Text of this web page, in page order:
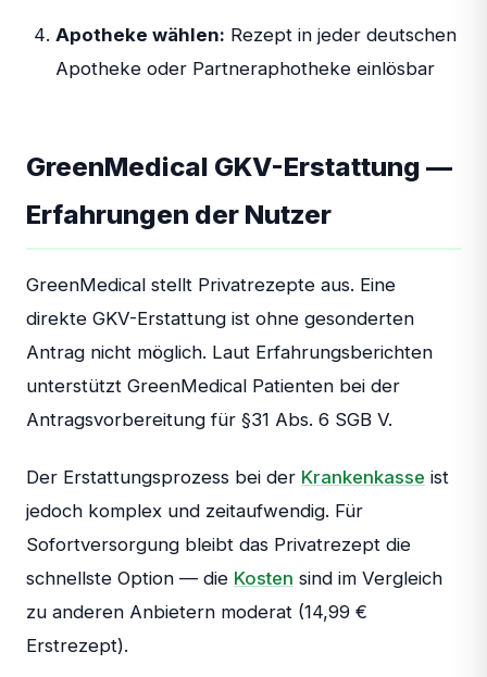
Apotheke wählen: Rezept in jeder deutschen
Apotheke oder Partneraphotheke einlösbar
GreenMedical GKV-Erstattung —
Erfahrungen der Nutzer
GreenMedical stellt Privatrezepte aus. Eine
direkte GKV-Erstattung ist ohne gesonderten
Antrag nicht möglich. Laut Erfahrungsberichten
unterstützt GreenMedical Patienten bei der
Antragsvorbereitung für §31 Abs. 6 SGB V.
Der Erstattungsprozess bei der Krankenkasse ist
jedoch komplex und zeitaufwendig. Für
Sofortversorgung bleibt das Privatrezept die
schnellste Option — die Kosten sind im Vergleich
zu anderen Anbietern moderat (14,99 €
Erstrezept).